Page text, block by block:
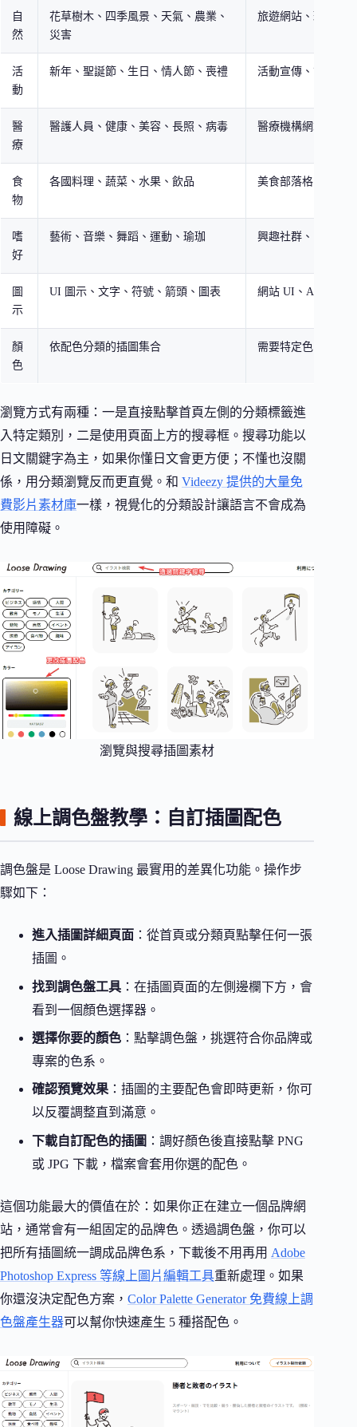
自
然
花草樹木、四季風景、天氣、農業、
災害
旅遊網站、環保主
活
動
新年、聖誕節、生日、情人節、喪禮 活動宣傳、節日行
醫
療
醫護人員、健康、美容、長照、病毒 醫療機構網站、健
食
物
各國料理、蔬菜、水果、飲品 美食部落格、餐廳
嗜
好
藝術、音樂、舞蹈、運動、瑜珈 興趣社群、內容創作
圖
示
UI 圖示、文字、符號、箭頭、圖表 網站 UI、App 介面
顏
色
依配色分類的插圖集合 需要特定色系的設
瀏覽方式有兩種：一是直接點擊首頁左側的分類標籤進
入特定類別，二是使用頁面上方的搜尋框。搜尋功能以
日文關鍵字為主，如果你懂日文會更方便；不懂也沒關
係，用分類瀏覽反而更直覺。和 Videezy 提供的大量免
費影片素材庫一樣，視覺化的分類設計讓語言不會成為
使用障礙。
瀏覽與搜尋插圖素材
線上調色盤教學：自訂插圖配色
調色盤是 Loose Drawing 最實用的差異化功能。操作步
驟如下：
進入插圖詳細頁面 ：從首頁或分類頁點擊任何一張
插圖。
找到調色盤工具 ：在插圖頁面的左側邊欄下方，會
看到一個顏色選擇器。
選擇你要的顏色 ：點擊調色盤，挑選符合你品牌或
專案的色系。
確認預覽效果 ：插圖的主要配色會即時更新，你可
以反覆調整直到滿意。
下載自訂配色的插圖 ：調好顏色後直接點擊 PNG
或 JPG 下載，檔案會套用你選的配色。
這個功能最大的價值在於：如果你正在建立一個品牌網
站，通常會有一組固定的品牌色。透過調色盤，你可以
把所有插圖統一調成品牌色系，下載後不用再用 Adobe
Photoshop Express 等線上圖片編輯工具重新處理。如果
你還沒決定配色方案， Color Palette Generator 免費線上調
色盤產生器可以幫你快速產生 5 種搭配色。